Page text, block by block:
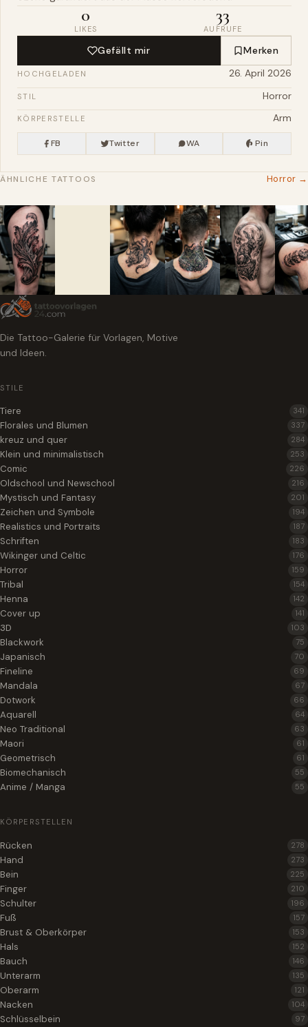
0
LIKES
33
AUFRUFE
Gefällt mir Merken
HOCHGELADEN 26. April 2026
STIL Horror
KÖRPERSTELLE Arm
FB Twitter WA Pin
ÄHNLICHE TATTOOS Horror →
Die Tattoo-Galerie für Vorlagen, Motive
und Ideen.
STILE
Tiere 341
Florales und Blumen 337
kreuz und quer 284
Klein und minimalistisch 253
Comic 226
Oldschool und Newschool 216
Mystisch und Fantasy 201
Zeichen und Symbole 194
Realistics und Portraits 187
Schriften 183
Wikinger und Celtic 176
Horror 159
Tribal 154
Henna 142
Cover up 141
3D 103
Blackwork 75
Japanisch 70
Fineline 69
Mandala 67
Dotwork 66
Aquarell 64
Neo Traditional 63
Maori 61
Geometrisch 61
Biomechanisch 55
Anime / Manga 55
KÖRPERSTELLEN
Rücken 278
Hand 273
Bein 225
Finger 210
Schulter 196
Fuß 157
Brust & Oberkörper 153
Hals 152
Bauch 146
Unterarm 135
Oberarm 121
Nacken 104
Schlüsselbein 97